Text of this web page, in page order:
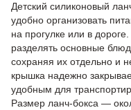
Детский силиконовый
удобно организовать
на прогулке или в
разделять основные
сохраняя их отдельно и
крышка надежно
удобным для
Размер ланч-бокса —